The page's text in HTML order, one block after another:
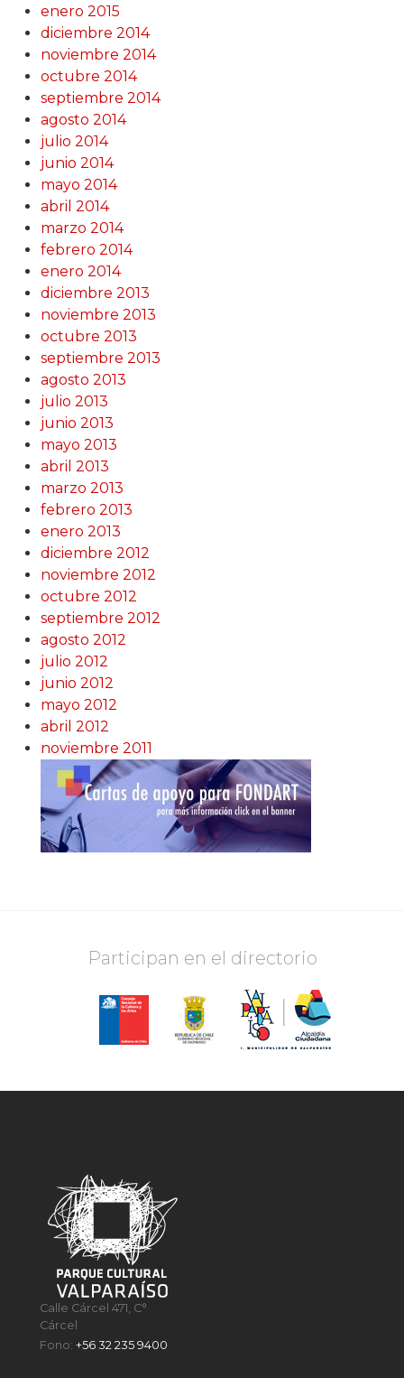
enero 2015
diciembre 2014
noviembre 2014
octubre 2014
septiembre 2014
agosto 2014
julio 2014
junio 2014
mayo 2014
abril 2014
marzo 2014
febrero 2014
enero 2014
diciembre 2013
noviembre 2013
octubre 2013
septiembre 2013
agosto 2013
julio 2013
junio 2013
mayo 2013
abril 2013
marzo 2013
febrero 2013
enero 2013
diciembre 2012
noviembre 2012
octubre 2012
septiembre 2012
agosto 2012
julio 2012
junio 2012
mayo 2012
abril 2012
noviembre 2011
Participan en el directorio
Calle Cárcel 471, C°
Cárcel
Fono:+56 32 235 9400